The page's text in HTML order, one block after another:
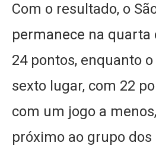
Com o resultado, o
permanece na quarta
24 pontos, enquanto
sexto lugar, com 22
com um jogo a
próximo ao grupo